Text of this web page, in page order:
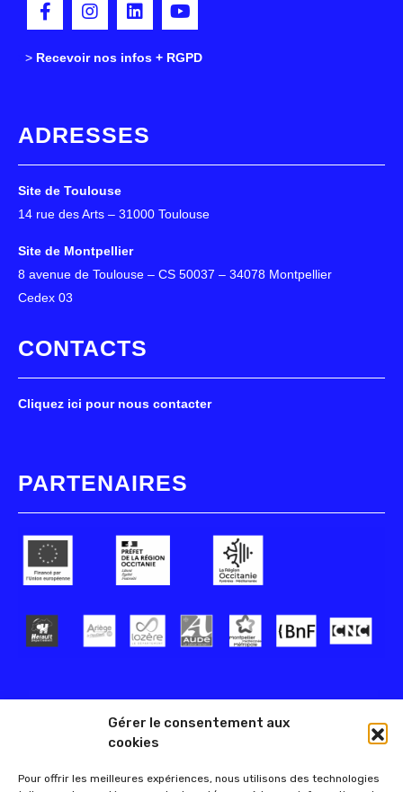
Gérer le consentement aux
cookies
Pour offrir les meilleures expériences, nous utilisons des technologies
> Recevoir nos infos + RGPD
ADRESSES
Site de Toulouse
14 rue des Arts – 31000 Toulouse
Site de Montpellier
8 avenue de Toulouse – CS 50037 – 34078 Montpellier
Cedex 03
CONTACTS
Cliquez ici pour nous contacter
PARTENAIRES